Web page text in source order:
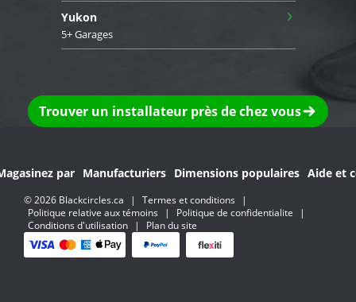
Yukon
5+ Garages
›
Trouver un installateur près de chez vous
par Manufacturiers Dimensions populaires Aide et
© 2026 Blackcircles.ca | Termes et conditions
|
Politique relative aux témoins
| Politique de confidentialite
|
Conditions d'utilisation
| Plan du site